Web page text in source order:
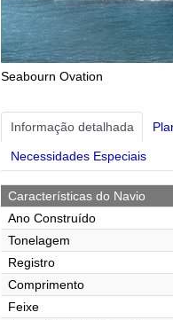
Seabourn Ovation
Informação detalhada
Necessidades Especiais
Características do Navio
Ano Construído
Tonelagem
Registro
Comprimento
Feixe